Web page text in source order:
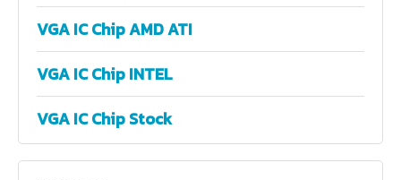
VGA IC Chip AMD ATI
VGA IC Chip INTEL
VGA IC Chip Stock